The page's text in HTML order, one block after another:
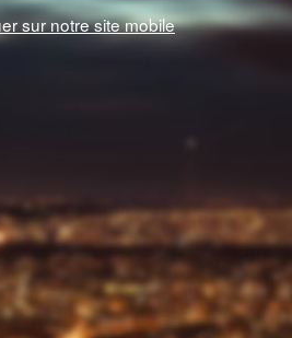
sur notre site mobile